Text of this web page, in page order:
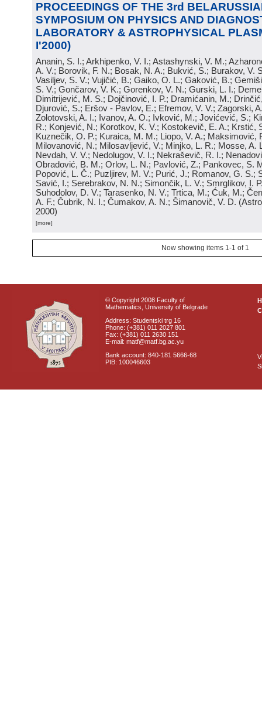
PROCEEDINGS OF THE 3rd
SYMPOSIUM ON PHYSICS AND
LABORATORY & ASTROPHYSICAL
I'2000)
Ananin, S. I.; Arkhipenko, V. I.; Astashynski, V. M.;
A. V.; Borovik, F. N.; Bosak, N. A.; Bukvić, S.; Burakov, V.
Vasiljev, S. V.; Vujičić, B.; Gaiko, O. L.; Gaković, B.;
S. V.; Gončarov, V. K.; Gorenkov, V. N.; Gurski, L. I.;
Dimitrijević, M. S.; Dojčinović, I. P.; Dramićanin, M.;
Djurović, S.; Eršov - Pavlov, E.; Efremov, V. V.; Zagorski,
Zolotovski, A. I.; Ivanov, A. O.; Ivković, M.; Jovićević, S.;
R.; Konjević, N.; Korotkov, K. V.; Kostokevič, E. A.; Krstić,
Kuznečik, O. P.; Kuraica, M. M.; Liopo, V. A.; Maksimović,
Milovanović, N.; Milosavljević, V.; Minjko, L. R.; Mosse, A.
Nevdah, V. V.; Nedolugov, V. I.; Nekraševič, R. I.;
Obradović, B. M.; Orlov, L. N.; Pavlović, Z.; Pankovec, S.
Popović, L. Č.; Puzljirev, M. V.; Purić, J.; Romanov, G. S.;
Savić, I.; Serebrakov, N. N.; Simončik, L. V.; Smrglikov, I.
Suhodolov, D. V.; Tarasenko, N. V.; Trtica, M.; Ćuk, M.;
A. F.; Čubrik, N. I.; Čumakov, A. N.; Šimanovič, V. D. (
2000)
[more]
Now showing items 1-1 of 1
© Copyright 2008 Faculty of
Mathematics, University of Belgrade
Address: Studentski trg 16
Phone: (+381) 011 2027 801
Fax: (+381) 011 2630 151
E-mail: matf@matf.bg.ac.yu
Bank account: 840-181 5666-68
PIB: 100046603